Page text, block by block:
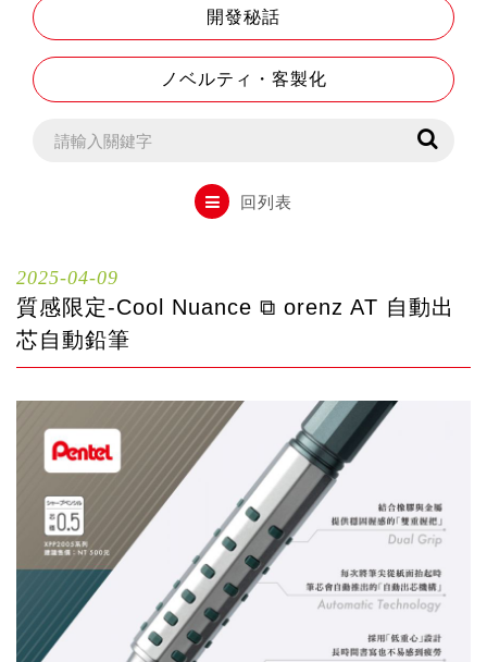
書寫筆
Sterling
水性筆
油性筆
修正系列
開發秘話
ノベルティ・客製化
回列表
2025-04-09
質感限定-Cool Nuance ⧉ orenz AT 自動出
芯自動鉛筆